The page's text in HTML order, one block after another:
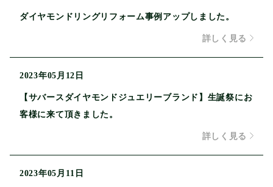
ダイヤモンドリングリフォーム事例アップしました。
詳しく見る
2023年05月12日
【サバースダイヤモンドジュエリーブランド】生誕祭にお
客様に来て頂きました。
詳しく見る
2023年05月11日